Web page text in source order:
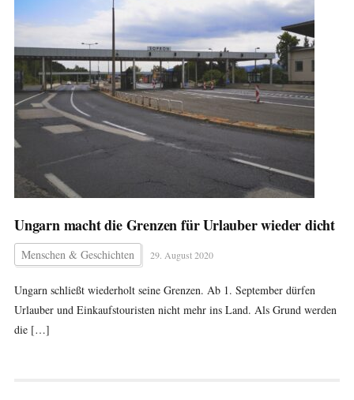
Ungarn macht die Grenzen für Urlauber wieder dicht
Menschen & Geschichten 29. August 2020
Ungarn schließt wiederholt seine Grenzen. Ab 1. September dürfen
Urlauber und Einkaufstouristen nicht mehr ins Land. Als Grund werden
die […]